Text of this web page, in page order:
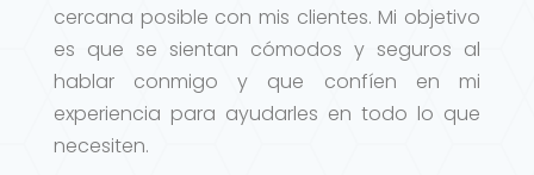
cercana posible con mis clientes. Mi objetivo
es que se sientan cómodos y seguros al
hablar conmigo y que confíen en mi
experiencia para ayudarles en todo lo que
necesiten.